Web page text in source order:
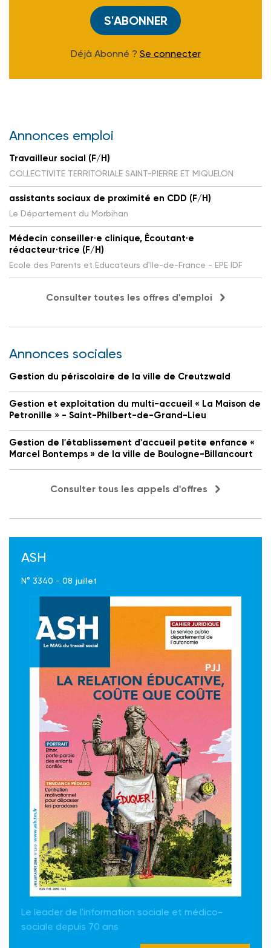
S'ABONNER
Déjà Abonné ? Se connecter
Annonces emploi
Travailleur social (F/H)
COLLECTIVITE TERRITORIALE SAINT-PIERRE ET MIQUELON
assistants sociaux de proximité en CDD (F/H)
Le Département du Morbihan
Médecin conseiller·e clinique, Écoutant·e
rédacteur·trice (F/H)
Ecole des Parents et Educateurs d'Ile-de-France - EPE IDF
Consulter toutes les offres d'emploi
Annonces sociales
Gestion du périscolaire de la ville de Creutzwald
Gestion et exploitation du multi-accueil « La Maison de
Petronille » - Saint-Philbert-de-Grand-Lieu
Gestion de l'établissement d'accueil petite enfance «
Marcel Bontemps » de la ville de Boulogne-Billancourt
Consulter tous les appels d'offres
ASH
N° 3340 - 08 juillet
Le leader de l'information sociale et médico-
sociale depuis 70 ans